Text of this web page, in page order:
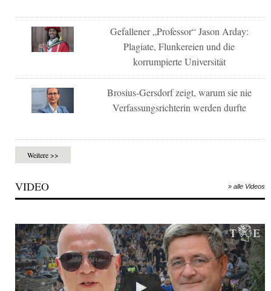
Gefallener „Professor“ Jason Arday:
Plagiate, Flunkereien und die
korrumpierte Universität
Brosius-Gersdorf zeigt, warum sie nie
Verfassungsrichterin werden durfte
Weitere >>
VIDEO » alle Videos